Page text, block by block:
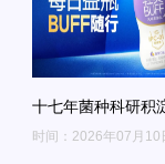
十七年菌种科研积
时间：2026年07月10